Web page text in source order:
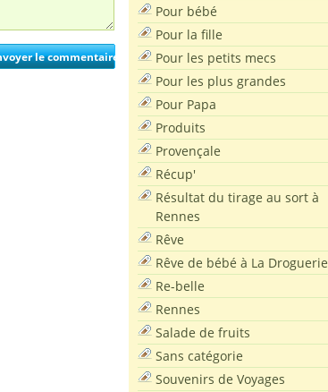
Pour bébé
Pour la fille
Pour les petits mecs
Pour les plus grandes
Pour Papa
Produits
Provençale
Récup'
Résultat du tirage au sort à
Rennes
Rêve
Rêve de bébé à La Droguerie
Re-belle
Rennes
Salade de fruits
Sans catégorie
Souvenirs de Voyages